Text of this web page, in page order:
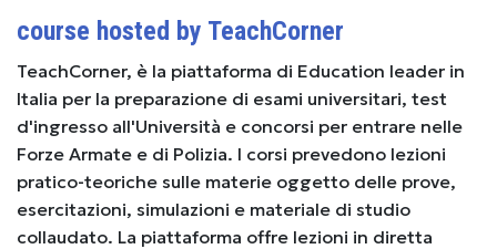
course hosted by TeachCorner
TeachCorner, è la piattaforma di Education leader in
Italia per la preparazione di esami universitari, test
d'ingresso all'Università e concorsi per entrare nelle
Forze Armate e di Polizia. I corsi prevedono lezioni
pratico-teoriche sulle materie oggetto delle prove,
esercitazioni, simulazioni e materiale di studio
collaudato. La piattaforma offre lezioni in diretta